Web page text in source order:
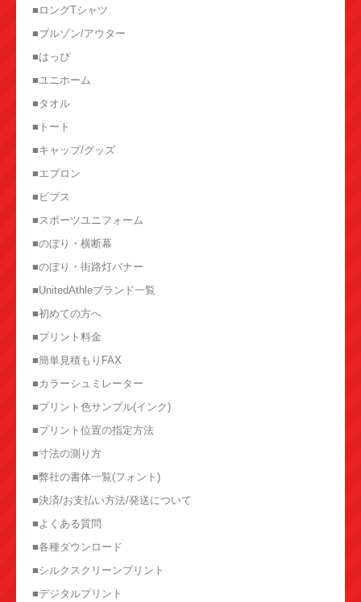
■ロングTシャツ
■ブルゾン/アウター
■はっぴ
■ユニホーム
■タオル
■トート
■キャップ/グッズ
■エプロン
■ビブス
■スポーツユニフォーム
■のぼり・横断幕
■のぼり・街路灯バナー
■UnitedAthleブランド一覧
■初めての方へ
■プリント料金
■簡単見積もりFAX
■カラーシュミレーター
■プリント色サンプル(インク)
■プリント位置の指定方法
■寸法の測り方
■弊社の書体一覧(フォント)
■決済/お支払い方法/発送について
■よくある質問
■各種ダウンロード
■シルクスクリーンプリント
■デジタルプリント